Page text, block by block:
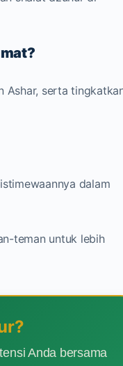
Ashar, serta
dalam
teman untuk lebih
Anda bersama